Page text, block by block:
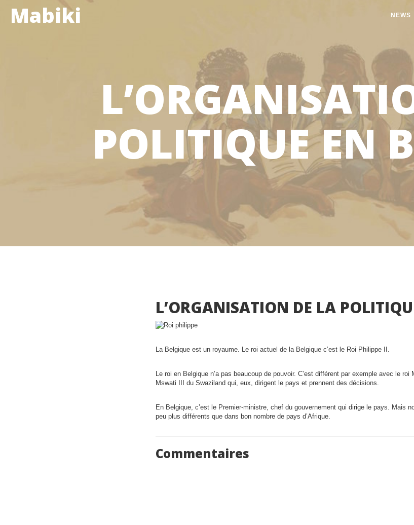
Mabiki NEWS
POLITIQUE EN
L’ORGANISATION DE LA
La Belgique est un royaume. Le roi actuel de la Belgique c’est le Roi Philippe II.
Le roi en Belgique n’a pas beaucoup de pouvoir. C’est différent par exemple avec le
Mswati III du Swaziland qui, eux, dirigent le pays et prennent des décisions.
En Belgique, c’est le Premier-ministre, chef du gouvernement qui dirige le pays. Mais
peu plus différents que dans bon nombre de pays d’Afrique.
Commentaires